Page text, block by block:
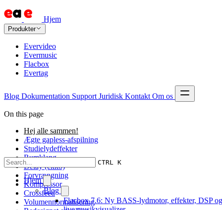
Hjem
Produkter
Evervideo
Evermusic
Flacbox
Evertag
Blog Dokumentation Support Juridisk Kontakt Om os
CTRL K
Hjem
Blog
Flacbox 7.6: Ny BASS-lydmotor, effekter, DSP
On this page
Hej alle sammen!
Ægte gapless-afspilning
Studielydeffekter
Rumklang
Delay (ekko)
Forvrængning
Kompressor
Crossfeed
Volumennormalisering